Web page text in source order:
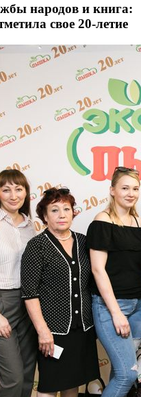
народов и книга:
свое 20-летие